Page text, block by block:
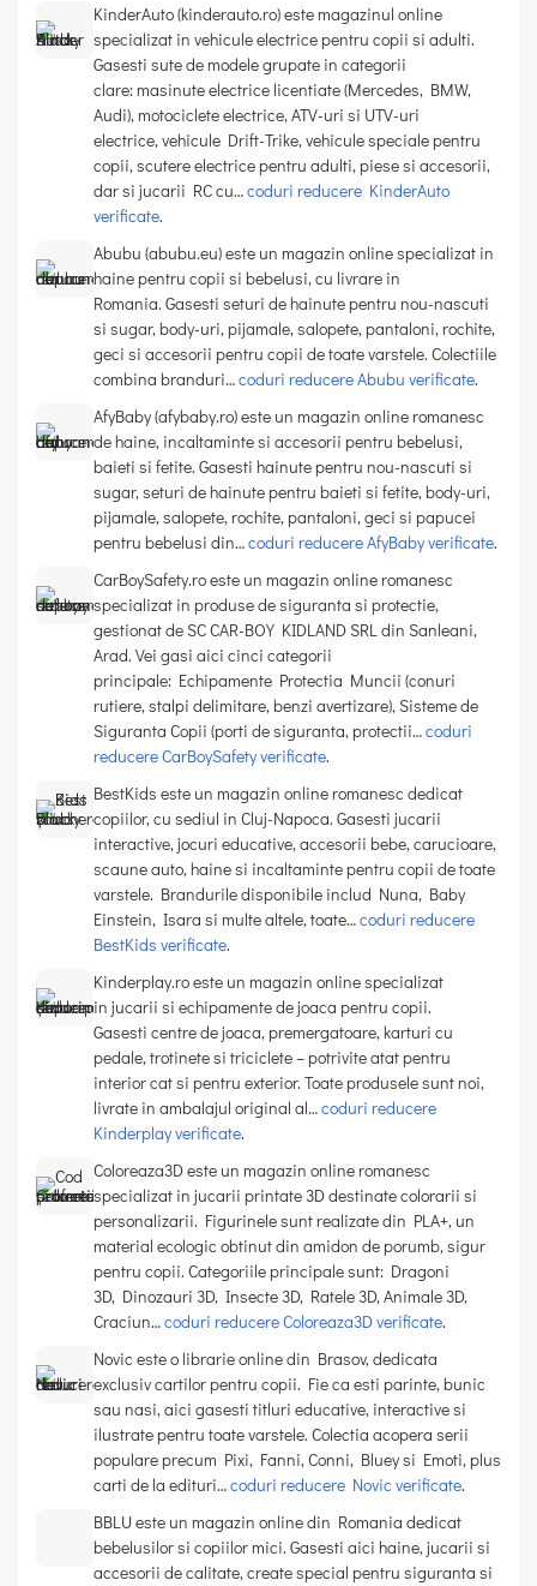
KinderAuto (kinderauto.ro) este magazinul online
specializat in vehicule electrice pentru copii si adulti.
Gasesti sute de modele grupate in categorii
clare: masinute electrice licentiate (Mercedes, BMW,
Audi), motociclete electrice, ATV-uri si UTV-uri
electrice, vehicule Drift-Trike, vehicule speciale pentru
copii, scutere electrice pentru adulti, piese si accesorii,
dar si jucarii RC cu…coduri reducere KinderAuto
verificate.
Abubu (abubu.eu) este un magazin online specializat in
haine pentru copii si bebelusi, cu livrare in
Romania. Gasesti seturi de hainute pentru nou-nascuti
si sugar, body-uri, pijamale, salopete, pantaloni, rochite,
geci si accesorii pentru copii de toate varstele. Colectiile
combina branduri…coduri reducere Abubu verificate.
AfyBaby (afybaby.ro) este un magazin online romanesc
de haine, incaltaminte si accesorii pentru bebelusi,
baieti si fetite. Gasesti hainute pentru nou-nascuti si
sugar, seturi de hainute pentru baieti si fetite, body-uri,
pijamale, salopete, rochite, pantaloni, geci si papucei
pentru bebelusi din…coduri reducere AfyBaby verificate.
CarBoySafety.ro este un magazin online romanesc
specializat in produse de siguranta si protectie,
gestionat de SC CAR-BOY KIDLAND SRL din Sanleani,
Arad. Vei gasi aici cinci categorii
principale: Echipamente Protectia Muncii (conuri
rutiere, stalpi delimitare, benzi avertizare), Sisteme de
Siguranta Copii (porti de siguranta, protectii…coduri
reducere CarBoySafety verificate.
BestKids este un magazin online romanesc dedicat
copiilor, cu sediul in Cluj-Napoca. Gasesti jucarii
interactive, jocuri educative, accesorii bebe, carucioare,
scaune auto, haine si incaltaminte pentru copii de toate
varstele. Brandurile disponibile includ Nuna, Baby
Einstein, Isara si multe altele, toate…coduri reducere
BestKids verificate.
Kinderplay.ro este un magazin online specializat
in jucarii si echipamente de joaca pentru copii.
Gasesti centre de joaca, premergatoare, karturi cu
pedale, trotinete si triciclete – potrivite atat pentru
interior cat si pentru exterior. Toate produsele sunt noi,
livrate in ambalajul original al…coduri reducere
Kinderplay verificate.
Coloreaza3D este un magazin online romanesc
specializat in jucarii printate 3D destinate colorarii si
personalizarii. Figurinele sunt realizate din PLA+, un
material ecologic obtinut din amidon de porumb, sigur
pentru copii. Categoriile principale sunt: Dragoni
3D, Dinozauri 3D, Insecte 3D, Ratele 3D, Animale 3D,
Craciun…coduri reducere Coloreaza3D verificate.
Novic este o librarie online din Brasov, dedicata
exclusiv cartilor pentru copii. Fie ca esti parinte, bunic
sau nasi, aici gasesti titluri educative, interactive si
ilustrate pentru toate varstele. Colectia acopera serii
populare precum Pixi, Fanni, Conni, Bluey si Emoti, plus
carti de la edituri…coduri reducere Novic verificate.
BBLU este un magazin online din Romania dedicat
bebelusilor si copiilor mici. Gasesti aici haine, jucarii si
accesorii de calitate, create special pentru siguranta si